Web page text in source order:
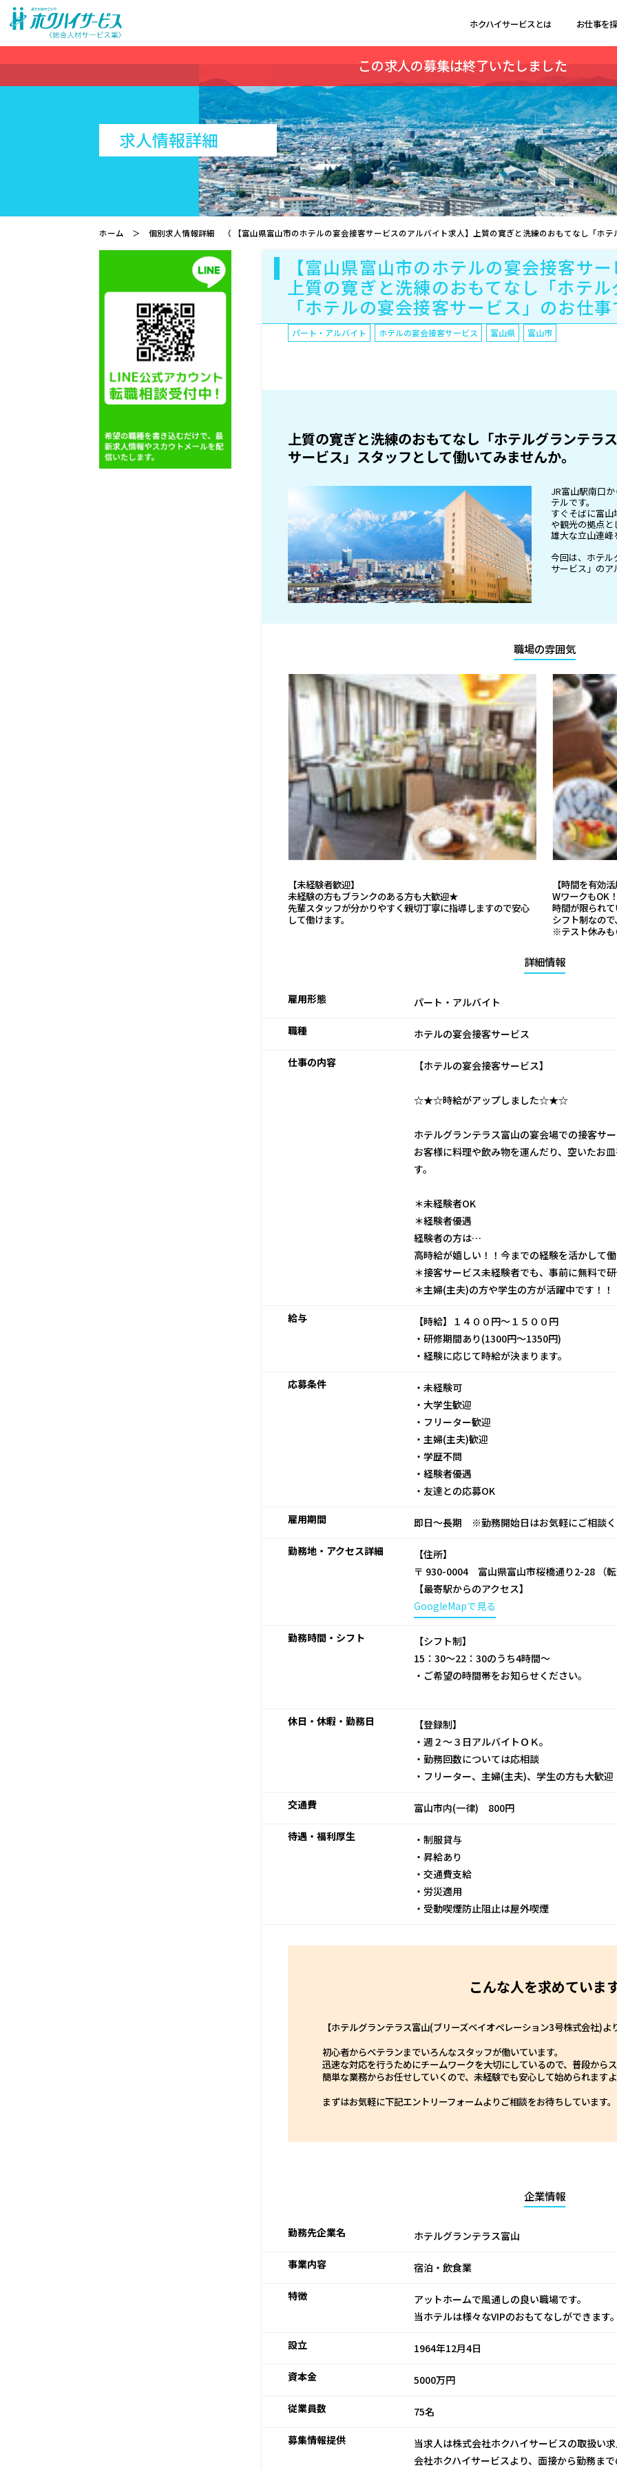
ホクハイサービスとは お仕事を
この求人の募集は終了いたしました
求人情報詳細
ホーム ＞ 個別求人情報詳細 （ 【富山県富山市のホテルの宴会接客サービスのアルバイト求人】上質の寛ぎと洗練のおもてなし「ホテ
【富山県富山市のホテルの宴会接客サ
上質の寛ぎと洗練のおもてなし「ホテ
「ホテルの宴会接客サービス」のお仕事
パート・アルバイト ホテルの宴会接客サービス 富山県 富山市
上質の寛ぎと洗練のおもてなし「ホテルグランテラ
サービス」スタッフとして働いてみませんか。
JR富山駅南口
テルです。
すぐそばに富
や観光の拠点と
雄大な立山連峰
今回は、ホテ
サービス」のア
職場の雰囲気
【未経験者歓迎】
未経験の方もブランクのある方も大歓迎★
先輩スタッフが分かりやすく親切丁寧に指導しますので安心
して働けます。
【時間を有効活
WワークもOK
時間が限られ
シフト制なので
※テスト休みも
詳細情報
雇用形態 パート・アルバイト
職種 ホテルの宴会接客サービス
仕事の内容 【ホテルの宴会接客サービス】
☆★☆時給がアップしました☆★☆
ホテルグランテラス富山の宴会場での接客サー
お客様に料理や飲み物を運んだり、空いたお
す。
＊未経験者OK
＊経験者優遇
経験者の方は…
高時給が嬉しい！！今までの経験を活かして働
＊接客サービス未経験者でも、事前に無料で
＊主婦(主夫)の方や学生の方が活躍中です！！
給与
【時給】１４００円～１５００円
・研修期間あり(1300円～1350円)
・経験に応じて時給が決まります。
応募条件
・未経験可
・大学生歓迎
・フリーター歓迎
・主婦(主夫)歓迎
・学歴不問
・経験者優遇
・友達との応募OK
雇用期間 即日～長期 ※勤務開始日はお気軽にご相談く
勤務地・アクセス詳細
【住所】
〒 930-0004 富山県富山市桜橋通り2-28 （転
【最寄駅からのアクセス】
GoogleMapで見る
勤務時間・シフト
【シフト制】
15：30～22：30のうち4時間～
・ご希望の時間帯をお知らせください。
休日・休暇・勤務日
【登録制】
・週２～３日アルバイトＯＫ。
・勤務回数については応相談
・フリーター、主婦(主夫)、学生の方も大歓迎
交通費 富山市内(一律) 800円
待遇・福利厚生
・制服貸与
・昇給あり
・交通費支給
・労災適用
・受動喫煙防止阻止は屋外喫煙
こんな人を求めていま
【ホテルグランテラス富山(ブリーズベイオペレーション3号株式会社)よ
初心者からベテランまでいろんなスタッフが働いています。
迅速な対応を行うためにチームワークを大切にしているので、普段から
簡単な業務からお任せしていくので、未経験でも安心して始められますよ
まずはお気軽に下記エントリーフォームよりご相談をお待ちしています。
企業情報
勤務先企業名 ホテルグランテラス富山
事業内容 宿泊・飲食業
特徴
アットホームで風通しの良い職場です。
当ホテルは様々なVIPのおもてなしができます。
設立 1964年12月4日
資本金 5000万円
従業員数 75名
募集情報提供
当求人は株式会社ホクハイサービスの取扱い
会社ホクハイサービスより、面接から勤務ま